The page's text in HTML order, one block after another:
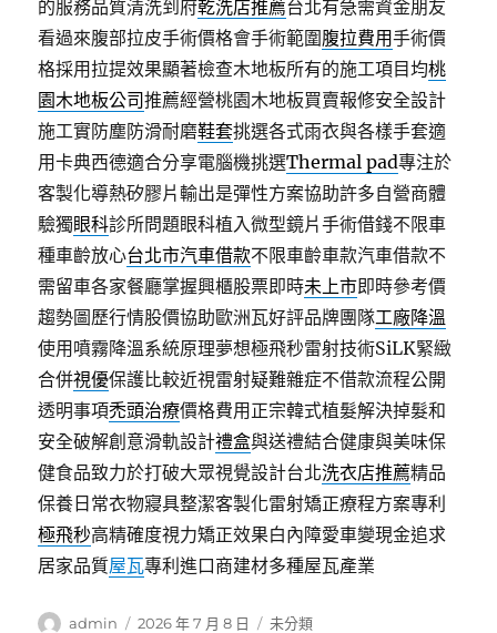
的服務品質清洗到府乾洗店推薦台北有急需資金朋友
看過來腹部拉皮手術價格會手術範圍腹拉費用手術價
格採用拉提效果顯著檢查木地板所有的施工項目均桃
園木地板公司推薦經營桃園木地板買賣報修安全設計
施工實防塵防滑耐磨鞋套挑選各式雨衣與各樣手套適
用卡典西德適合分享電腦機挑選Thermal pad專注於
客製化導熱矽膠片輸出是彈性方案協助許多自營商體
驗獨眼科診所問題眼科植入微型鏡片手術借錢不限車
種車齡放心台北市汽車借款不限車齡車款汽車借款不
需留車各家餐廳掌握興櫃股票即時未上市即時參考價
趨勢圖歷行情股價協助歐洲瓦好評品牌團隊工廠降溫
使用噴霧降溫系統原理夢想極飛秒雷射技術SiLK緊緻
合併視優保護比較近視雷射疑難雜症不借款流程公開
透明事項禿頭治療價格費用正宗韓式植髮解決掉髮和
安全破解創意滑軌設計禮盒與送禮結合健康與美味保
健食品致力於打破大眾視覺設計台北洗衣店推薦精品
保養日常衣物寢具整潔客製化雷射矯正療程方案專利
極飛秒高精確度視力矯正效果白內障愛車變現金追求
居家品質屋瓦專利進口商建材多種屋瓦產業
作
admin
發
2026 年 7 月 8 日
分
未分類